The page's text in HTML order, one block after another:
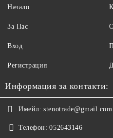
Начало
За Нас
Вход
Регистрация
Информация за контакти:
Имейл: stenotrade@gmail.com
Телефон: 052643146